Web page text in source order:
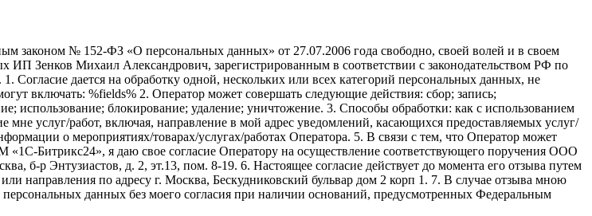
законом № 152-ФЗ «О персональных данных» от 27.07.2006 года свободно, своей волей и в своем
ИП Зенков Михаил Александрович, зарегистрированным в соответствии с законодательством РФ по
Согласие дается на обработку одной, нескольких или всех категорий персональных данных, не
включать: %fields% 2. Оператор может совершать следующие действия: сбор; запись;
использование; блокирование; удаление; уничтожение. 3. Способы обработки: как с использованием
мне услуг/работ, включая, направление в мой адрес уведомлений, касающихся предоставляемых услуг/
о мероприятиях/товарах/услугах/работах Оператора. 5. В связи с тем, что Оператор может
Битрикс24», я даю свое согласие Оператору на осуществление соответствующего поручения ООО
б-р Энтузиастов, д. 2, эт.13, пом. 8-19. 6. Настоящее согласие действует до момента его отзыва путем
направления по адресу г. Москва, Бескудниковский бульвар дом 2 корп 1. 7. В случае отзыва мною
данных без моего согласия при наличии оснований, предусмотренных Федеральным